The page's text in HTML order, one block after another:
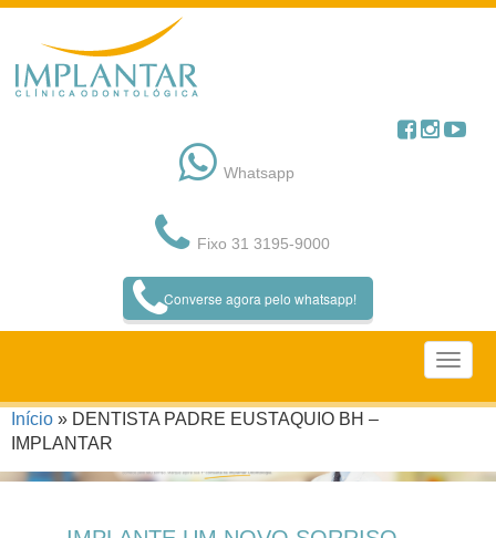
para
o
conteúdo
Whatsapp
Fixo 31 3195-9000
Converse agora pelo whatsapp!
Início » DENTISTA PADRE EUSTAQUIO BH –
IMPLANTAR